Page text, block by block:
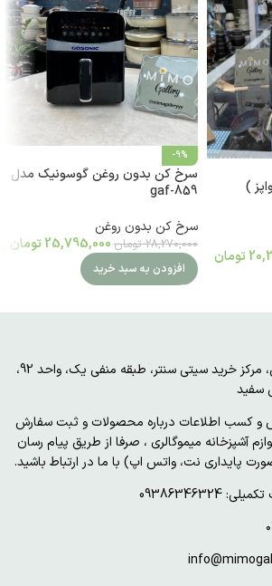
)
تومان
-9%
سرخ کن بدون روغن گوسونیک مدل
gaf-859
سرخ کن بدون روغن
28,270,000 تومان 25,795,000 تومان
افزودن به سبد خرید
تهران، میدان شوش، مرکز خرید سیتی سنتر، طبقه منفی یک، واحد 92،
سفید
کسب اطلاعات درباره محصولات و ثبت سفارش
آشپزخانه میموگالری ، صرفا از طریق پیام رسان
پایداری نت، واتس اپ) با ما در ارتباط باشید.